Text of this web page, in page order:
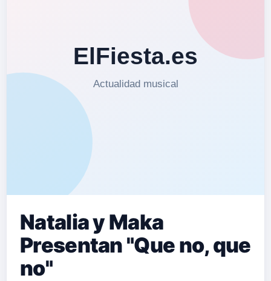
Natalia y Maka
Presentan "Que no, que
no"